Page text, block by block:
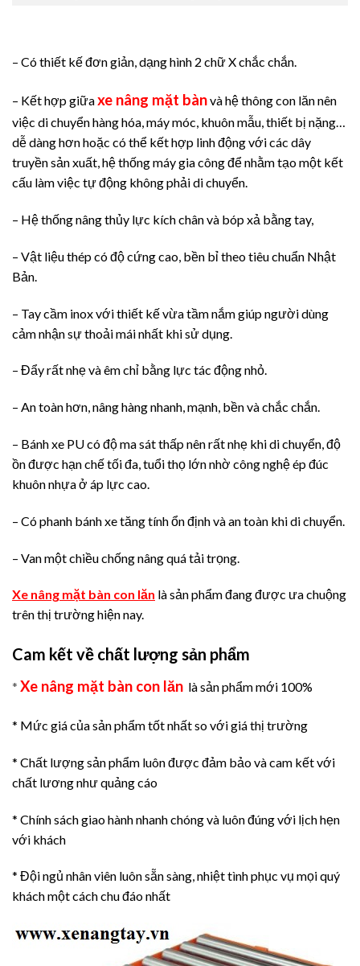
– Có thiết kế đơn giản, dạng hình 2 chữ X chắc chắn.
– Kết hợp giữaxe nâng mặt bànvà hệ thông con lăn nên
việc di chuyển hàng hóa, máy móc, khuôn mẫu, thiết bị nặng…
dễ dàng hơn hoặc có thể kết hợp linh động với các dây
truyền sản xuất, hệ thống máy gia công để nhằm tạo một kết
cấu làm việc tự động không phải di chuyển.
– Hệ thống nâng thủy lực kích chân và bóp xả bằng tay,
– Vật liệu thép có độ cứng cao, bền bỉ theo tiêu chuẩn Nhật
Bản.
– Tay cầm inox với thiết kế vừa tầm nắm giúp người dùng
cảm nhận sự thoải mái nhất khi sử dụng.
– Đẩy rất nhẹ và êm chỉ bằng lực tác động nhỏ.
– An toàn hơn, nâng hàng nhanh, mạnh, bền và chắc chắn.
– Bánh xe PU có độ ma sát thấp nên rất nhẹ khi di chuyển, độ
ồn được hạn chế tối đa, tuổi thọ lớn nhờ công nghệ ép đúc
khuôn nhựa ở áp lực cao.
– Có phanh bánh xe tăng tính ổn định và an toàn khi di chuyển.
– Van một chiều chống nâng quá tải trọng.
Xe nâng mặt bàn con lăn là sản phẩm đang được ưa chuộng
trên thị trường hiện nay.
Cam kết về chất lượng sản phẩm
* Xe nâng mặt bàn con lăn là sản phẩm mới 100%
* Mức giá của sản phẩm tốt nhất so với giá thị trường
* Chất lượng sản phẩm luôn được đảm bảo và cam kết với
chất lương như quảng cáo
* Chính sách giao hành nhanh chóng và luôn đúng với lịch hẹn
với khách
* Đội ngủ nhân viên luôn sẵn sàng, nhiệt tình phục vụ mọi quý
khách một cách chu đáo nhất